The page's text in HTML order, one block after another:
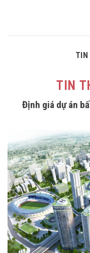
TIN
Định giá dự án